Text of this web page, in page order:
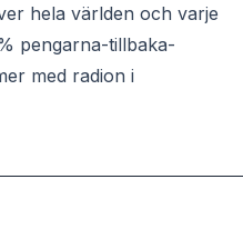
hela världen och varje
pengarna-tillbaka-
med radion i